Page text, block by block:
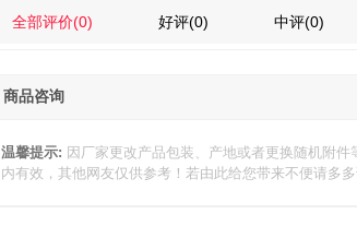
全部评价(0) 好评(0) 中评(0)
商品咨询
温馨提示: 因厂家更改产品包装、产地或者更换随机附
内有效，其他网友仅供参考！若由此给您带来不便请多多